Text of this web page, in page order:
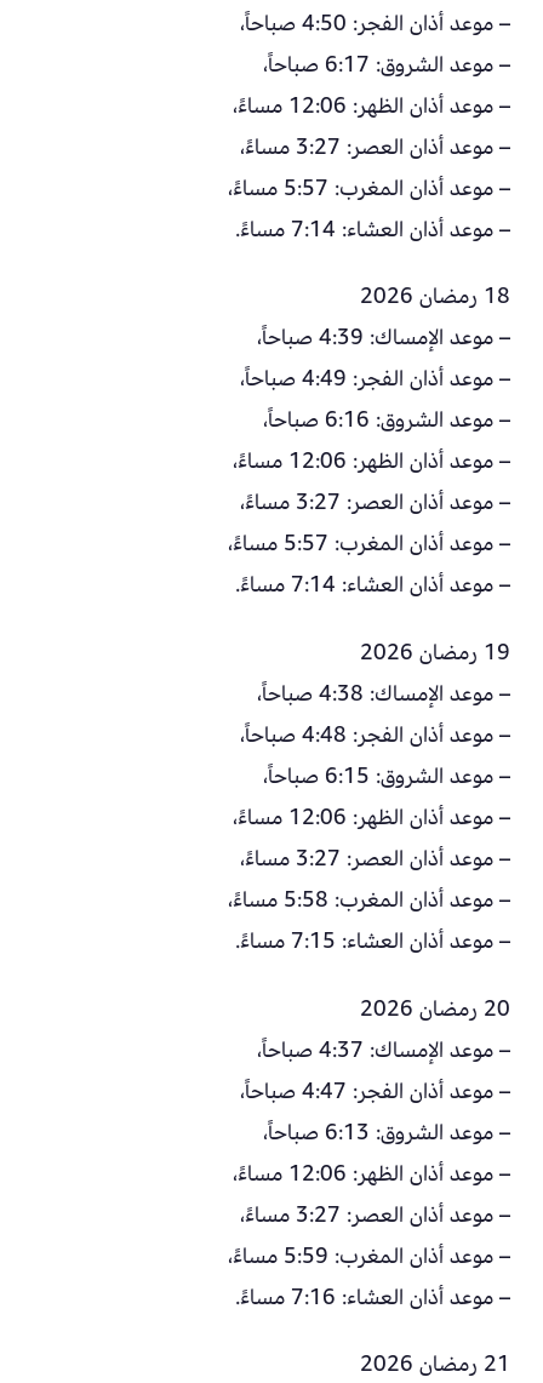
– موعد أذان الفجر: 4:50 صباحاً،
– موعد الشروق: 6:17 صباحاً،
– موعد أذان الظهر: 12:06 مساءً،
– موعد أذان العصر: 3:27 مساءً،
– موعد أذان المغرب: 5:57 مساءً،
– موعد أذان العشاء: 7:14 مساءً.
18 رمضان 2026
– موعد الإمساك: 4:39 صباحاً،
– موعد أذان الفجر: 4:49 صباحاً،
– موعد الشروق: 6:16 صباحاً،
– موعد أذان الظهر: 12:06 مساءً،
– موعد أذان العصر: 3:27 مساءً،
– موعد أذان المغرب: 5:57 مساءً،
– موعد أذان العشاء: 7:14 مساءً.
19 رمضان 2026
– موعد الإمساك: 4:38 صباحاً،
– موعد أذان الفجر: 4:48 صباحاً،
– موعد الشروق: 6:15 صباحاً،
– موعد أذان الظهر: 12:06 مساءً،
– موعد أذان العصر: 3:27 مساءً،
– موعد أذان المغرب: 5:58 مساءً،
– موعد أذان العشاء: 7:15 مساءً.
20 رمضان 2026
– موعد الإمساك: 4:37 صباحاً،
– موعد أذان الفجر: 4:47 صباحاً،
– موعد الشروق: 6:13 صباحاً،
– موعد أذان الظهر: 12:06 مساءً،
– موعد أذان العصر: 3:27 مساءً،
– موعد أذان المغرب: 5:59 مساءً،
– موعد أذان العشاء: 7:16 مساءً.
21 رمضان 2026